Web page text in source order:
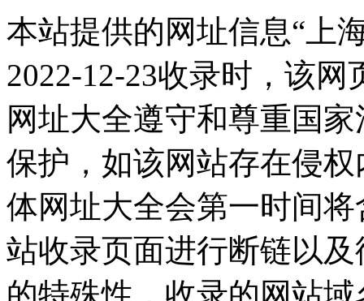
本站提供的网址信息“上
2022-12-23收录时，该
网址大全遵守和尊重国
保护，如该网站存在侵
体网址大全会第一时间
站收录页面进行断链以
的特殊性，收录的网站